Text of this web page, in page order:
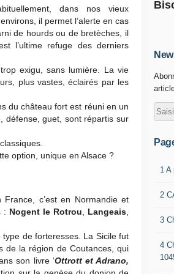
dans nos vieux
il permet l’alerte en cas
de hourds ou de bretèches, il
l’ultime refuge des derniers
exigu, sans lumière. La vie
plus vastes, éclairés par les
du château fort est réuni en un
défense, guet, sont répartis sur
option, unique en Alsace ?
France, c’est en Normandie et
: Nogent le Rotrou Langeais
de forteresses. La Sicile fut
de la région de Coutances, qui
son livre ‘Ottrott et Adrano,
1 A
2
3
4